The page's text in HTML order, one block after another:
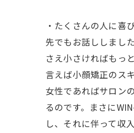
・たくさんの人に喜
先でもお話ししまし
さえ小さければもっ
言えば小顔矯正のス
女性であればサロン
るのです。まさに
し、それに伴って収